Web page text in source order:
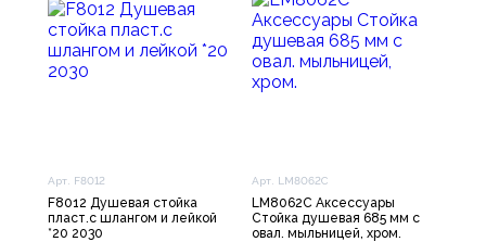
Арт. F8012
F8012 Душевая стойка
пласт.с шлангом и лейкой
*20 2030
Арт. LM8062C
LM8062C Аксессуары
Стойка душевая 685 мм с
овал. мыльницей, хром.